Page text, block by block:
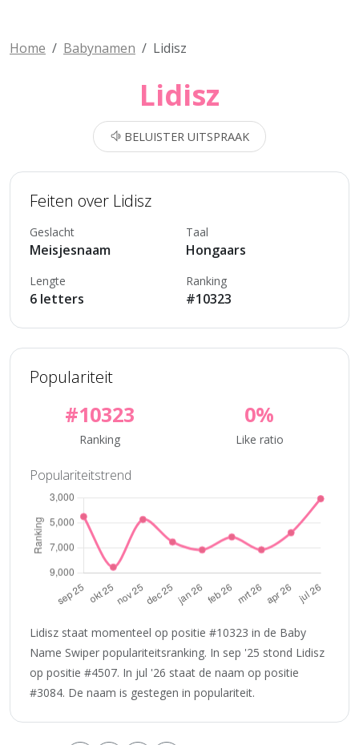
Home Babynamen Lidisz
Lidisz
BELUISTER UITSPRAAK
Feiten over Lidisz
Geslacht
Meisjesnaam
Taal
Hongaars
Lengte
6 letters
Ranking
#10323
Populariteit
#10323
Ranking
0%
Like ratio
Populariteitstrend
Lidisz staat momenteel op positie #10323 in de Baby
Name Swiper populariteitsranking. In sep '25 stond Lidisz
op positie #4507. In jul '26 staat de naam op positie
#3084. De naam is gestegen in populariteit.